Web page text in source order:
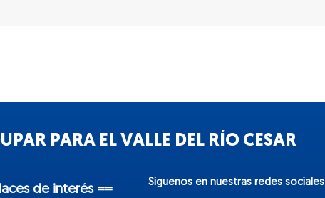
PARA EL VALLE DEL RÍO CESAR
de interés ==
Síguenos en nuestras redes sociales